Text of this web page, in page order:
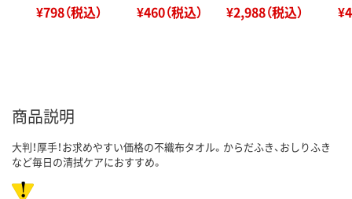
¥798（税込） ¥460（税込） ¥2,988（税込）
商品説明
大判！厚手！お求めやすい価格の不織布タオル。からだふき、おしりふき
など毎日の清拭ケアにおすすめ。